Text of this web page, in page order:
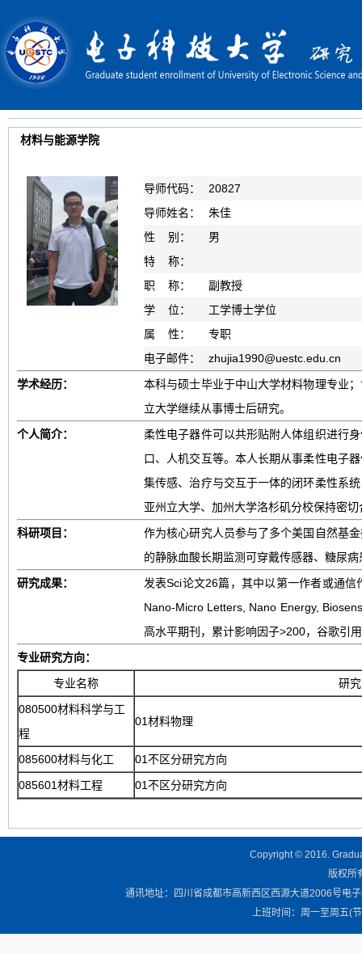
材料与能源学院
导师代码：
20827
导师姓名：
朱佳
性 别：
男
特 称：
职 称：
副教授
学 位：
工学博士学位
属 性：
专职
电子邮件：
zhujia1990@uestc.edu.cn
学术经历：
本科与硕士毕业于中山大学材料物理专业
立大学继续从事博士后研究。
个人简介：
柔性电子器件可以共形贴附人体组织进行
口、人机交互等。本人长期从事柔性电子
集传感、治疗与交互于一体的闭环柔性系
亚州立大学、加州大学洛杉矶分校保持密
科研项目：
作为核心研究人员参与了多个美国自然基
的静脉血酸长期监测可穿戴传感器、糖尿
研究成果：
发表Sci论文26篇，其中以第一作者或通
Nano-Micro Letters, Nano Energy,
高水平期刊，累计影响因子>200，谷歌引
专业研究方向：
专业名称
研
080500材料科学与工
程
01材料物理
085600材料与化工
01不区分研究方向
085601材料工程
01不区分研究方向
Copyright © 2016.
版权所
通讯地址：四川省成都市高新西区西源大道2006号电
上班时间：周一至周五(